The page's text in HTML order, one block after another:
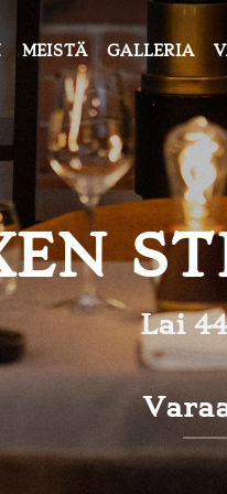
MEISTÄ GALLERIA
Lai